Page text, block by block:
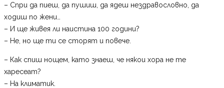
– Спри да пиеш, да пушиш, да ядеш нездравословно, да
ходиш по жени…
– И ще живея ли наистина 100 години?
– Не, но ще ти се сторят и повече.
– Как спиш нощем, като знаеш, че някои хора не те
харесеат?
– На климатик.